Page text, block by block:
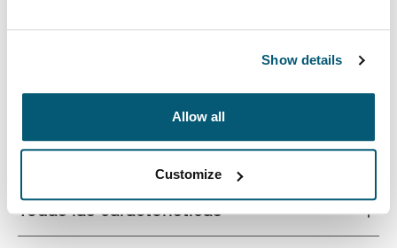
Show details
Allow all
Customize
Toggle overview
Descripción del producto
Todas las características